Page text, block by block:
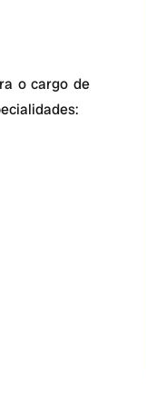
o cargo de